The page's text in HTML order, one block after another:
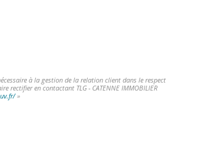
à la gestion de la relation client dans le respect
rectifier en contactant TLG - CATENNE IMMOBILIER
»